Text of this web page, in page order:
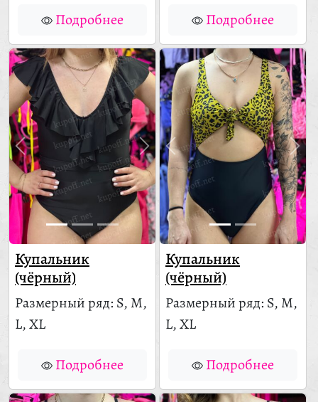
Подробнее Подробнее
Купальник
(чёрный)
Размерный ряд: S, M,
L, XL
Подробнее
Купальник
(чёрный)
Размерный ряд: S, M,
L, XL
Подробнее